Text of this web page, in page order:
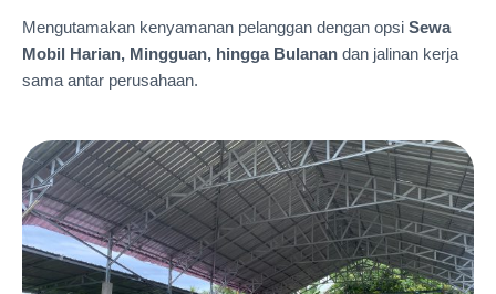
Mengutamakan kenyamanan pelanggan dengan opsi Sewa
Mobil Harian, Mingguan, hingga Bulanan dan jalinan kerja
sama antar perusahaan.